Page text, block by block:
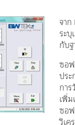
จาก
ระ
กับ
ซอ
ปร
กา
เพิ่
ซอ
วิเ